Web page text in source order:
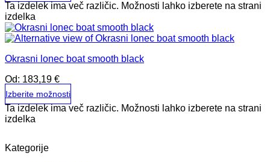
Ta izdelek ima več različic. Možnosti lahko izberete na strani
izdelka
Okrasni lonec boat smooth black
Od: 183,19 €
Izberite možnosti
Ta izdelek ima več različic. Možnosti lahko izberete na strani
izdelka
Kategorije